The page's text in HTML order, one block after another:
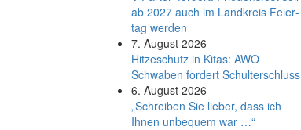
ab 2027 auch im Land­kreis Feier­
tag werden
7. August 2026
Hitzeschutz in Kitas: AWO
Schwaben fordert Schulterschluss
6. August 2026
„Schreiben Sie lieber, dass ich
Ihnen unbequem war …“